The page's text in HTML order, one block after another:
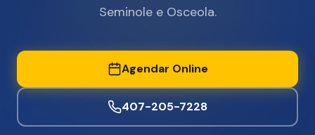
Seminole e Osceola.
Agendar Online
407-205-7228